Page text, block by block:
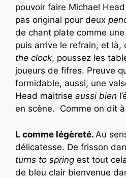
pouvoir faire Michael
pas original pour deux
de chant plate comme une
puis arrive le refrain, et là,
the clock, poussez les
joueurs de fifres. Preuve
formidable, aussi, une
Head maitrise aussi bien
en scène. Comme on dit à
L comme légèreté. Au
délicatesse. De frisson
turns to spring est tout
de bleu clair bienvenue